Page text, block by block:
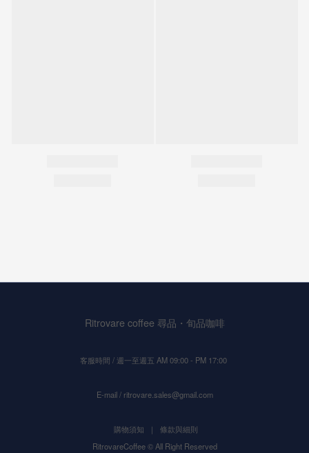
Ritrovare coffee 尋品・旬品咖啡
客服時間 / 週一至週五 AM 09:00 - PM 17:00
E-mail / ritrovare.sales@gmail.com
購物須知 ｜ 條款與細則
RitrovareCoffee © All Right Reserved